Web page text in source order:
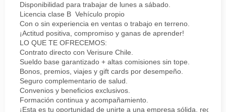
Disponibilidad para trabajar de lunes a sábado.
Licencia clase B Vehículo propio
Con o sin experiencia en ventas o trabajo en terreno.
¡Actitud positiva, compromiso y ganas de aprender!
LO QUE TE OFRECEMOS:
Contrato directo con Verisure Chile.
Sueldo base garantizado + altas comisiones sin tope.
Bonos, premios, viajes y gift cards por desempeño.
Seguro complementario de salud.
Convenios y beneficios exclusivos.
Formación continua y acompañamiento.
¡Esta es tu oportunidad de unirte a una empresa sólida,